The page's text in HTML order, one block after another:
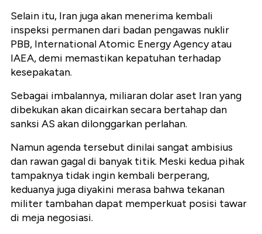
Selain itu, Iran juga akan menerima kembali
inspeksi permanen dari badan pengawas nuklir
PBB, International Atomic Energy Agency atau
IAEA, demi memastikan kepatuhan terhadap
kesepakatan.
Sebagai imbalannya, miliaran dolar aset Iran yang
dibekukan akan dicairkan secara bertahap dan
sanksi AS akan dilonggarkan perlahan.
Namun agenda tersebut dinilai sangat ambisius
dan rawan gagal di banyak titik. Meski kedua pihak
tampaknya tidak ingin kembali berperang,
keduanya juga diyakini merasa bahwa tekanan
militer tambahan dapat memperkuat posisi tawar
di meja negosiasi.